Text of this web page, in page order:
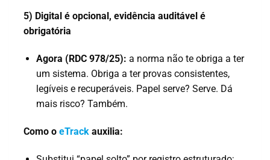
5) Digital é opcional, evidência auditável é
obrigatória
Agora (RDC 978/25): a norma não te obriga a ter
um sistema. Obriga a ter provas consistentes,
legíveis e recuperáveis. Papel serve? Serve. Dá
mais risco? Também.
Como o eTrack auxilia: